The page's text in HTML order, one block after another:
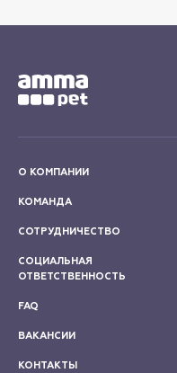
О КОМПАНИИ
КОМАНДА
СОТРУДНИЧЕСТВО
СОЦИАЛЬНАЯ
ОТВЕТСТВЕННОСТЬ
FAQ
ВАКАНСИИ
КОНТАКТЫ